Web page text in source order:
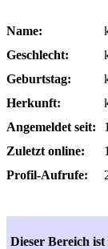
Name:
Geschlecht:
Geburtstag:
Herkunft:
Angemeldet seit:
Zuletzt online:
Profil-Aufrufe:
Dieser Bereich